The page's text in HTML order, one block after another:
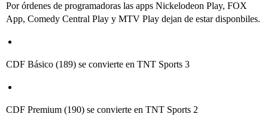
Por órdenes de programadoras las apps Nickelodeon Play, FOX
App, Comedy Central Play y MTV Play dejan de estar disponbiles.
CDF Básico (189) se convierte en TNT Sports 3
CDF Premium (190) se convierte en TNT Sports 2